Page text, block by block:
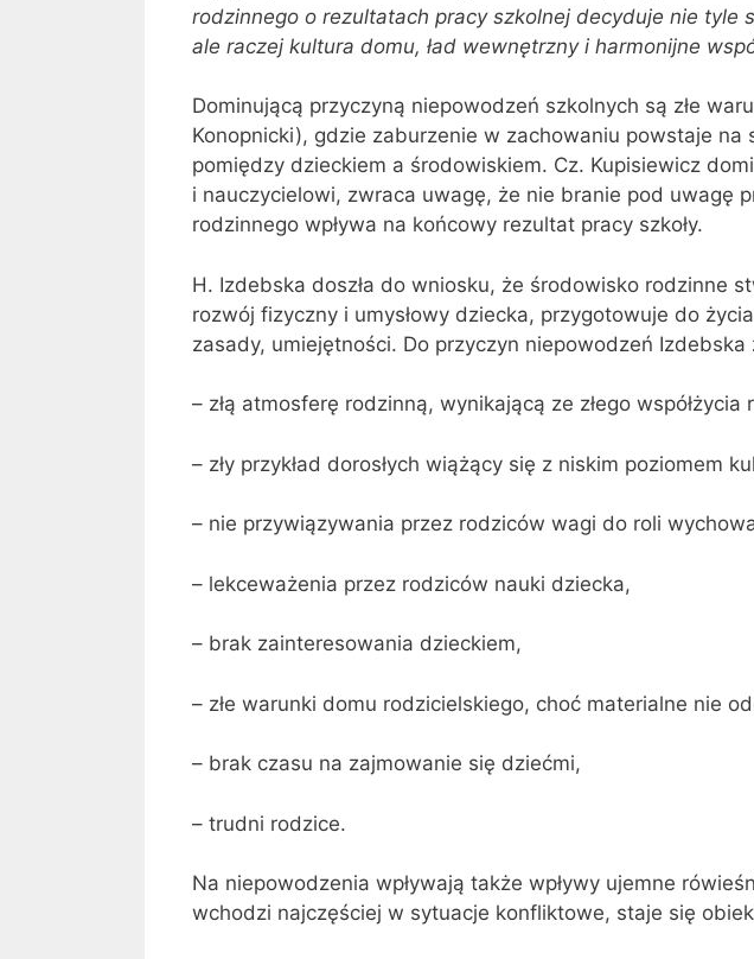
rodzinnego o rezultatach pracy szkolnej decyduje nie tyle
ale raczej kultura domu, ład wewnętrzny i harmonijne
Dominującą przyczyną niepowodzeń szkolnych są złe
Konopnicki), gdzie zaburzenie w zachowaniu powstaje na
pomiędzy dzieckiem a środowiskiem. Cz. Kupisiewicz
i nauczycielowi, zwraca uwagę, że nie branie pod uwagę
rodzinnego wpływa na końcowy rezultat pracy szkoły.
H. Izdebska doszła do wniosku, że środowisko rodzinne
rozwój fizyczny i umysłowy dziecka, przygotowuje do
zasady, umiejętności. Do przyczyn niepowodzeń Izdebska
– złą atmosferę rodzinną, wynikającą ze złego współżycia
– zły przykład dorosłych wiążący się z niskim poziomem
– nie przywiązywania przez rodziców wagi do roli
– lekceważenia przez rodziców nauki dziecka,
– brak zainteresowania dzieckiem,
– złe warunki domu rodzicielskiego, choć materialne nie
– brak czasu na zajmowanie się dziećmi,
– trudni rodzice.
Na niepowodzenia wpływają także wpływy ujemne
wchodzi najczęściej w sytuacje konfliktowe, staje się